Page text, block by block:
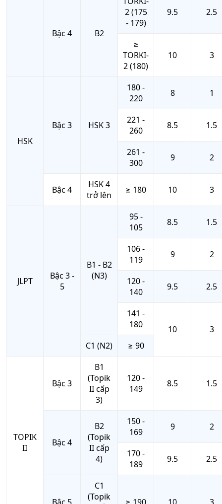
Bậc 4 B2
2 (175
- 179)
9.5 2.5
≥
TORKI-
2 (180)
10 3
HSK
Bậc 3 HSK 3
180 -
220
8 1
221 -
260
8.5 1.5
261 -
300
9 2
Bậc 4
HSK 4
trở lên
≥ 180 10 3
JLPT
Bậc 3 -
5
B1 - B2
(N3)
95 -
105
8.5 1.5
106 -
119
9 2
120 -
140
9.5 2.5
141 -
180
10
3
C1 (N2)
≥ 90
TOPIK
II
Bậc 3
B1
(Topik
II cấp
3)
120 -
149
8.5 1.5
Bậc 4
B2
(Topik
II cấp
4)
150 -
169
9 2
170 -
189
9.5 2.5
C1
(Topik